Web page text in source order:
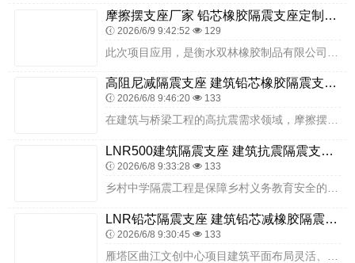
摩擦摆支座厂家 铅芯橡胶隔震支座定制源头工厂 HDR400高阻尼橡胶隔震支座
2026/6/9 9:42:52 129
高阻尼减隔震支座 建筑铅芯橡胶隔震支座源头工厂 隔震支座D800源头工厂
2026/6/8 9:46:20 133
在建筑与桥梁工程的高抗震需求领域，摩擦摆隔震支座凭借其独特的工作原理与可靠的隔震性能，成为众多超大型工程的重要选择。其中，FPS-10000-300-3.48 ...
LNR500建筑隔震支座 建筑抗震隔震支座厂家 建筑高阻尼变刚度支座源头工厂
2026/6/8 9:33:28 133
LNR铅芯隔震支座 建筑铅芯减橡胶隔震支座生产厂家 超高阻尼隔震支座
2026/6/8 9:30:45 133